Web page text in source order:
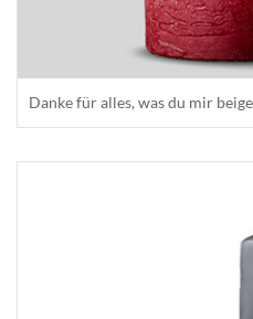
Danke für alles, was du mir